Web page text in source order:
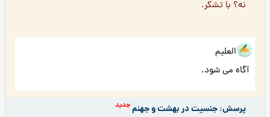
نه؟ با تشکر.
هو العلیم
آگاه می شود.
پرسش: جنسیت در بهشت و جهنمجدید